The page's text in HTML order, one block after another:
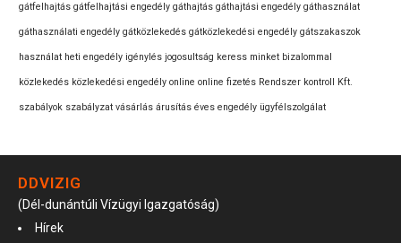
gátfelhajtás gátfelhajtási engedély gáthajtás gáthajtási engedély gáthasználat
gáthasználati engedély gátközlekedés gátközlekedési engedély gátszakaszok
használat heti engedély igénylés jogosultság keress minket bizalommal
közlekedés közlekedési engedély online online fizetés Rendszer kontroll Kft.
szabályok szabályzat vásárlás árusítás éves engedély ügyfélszolgálat
DDVIZIG
(Dél-dunántúli Vízügyi Igazgatóság)
Hírek